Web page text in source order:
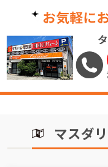
マスダ